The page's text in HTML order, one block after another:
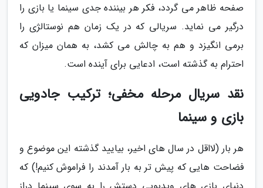
صفحه ظاهر می گردد، فکر هر بیننده جدی سینما یا بازی را
درگیر می نماید. سریالی که در یک زمان هم نوستالژی را
برمی انگیزد و هم به چالش می کشد، به همان میزان که
احترام به گذشته است، ادعایی برای آینده است.
نقد سریال مرحله مخفی؛ ترکیب جادویی
بازی و سینما
هر بار (لااقل در سال های اخیر، بیایید گذشته این موضوع و
فضاحت هایی که پیش تر به بار آمدند را فراموش کنیم!) که